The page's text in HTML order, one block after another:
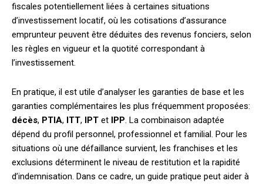
fiscales potentiellement liées à certaines situations
d’investissement locatif, où les cotisations d’assurance
emprunteur peuvent être déduites des revenus fonciers, selon
les règles en vigueur et la quotité correspondant à
l’investissement.
En pratique, il est utile d’analyser les garanties de base et les
garanties complémentaires les plus fréquemment proposées:
décès, PTIA, ITT, IPT et IPP. La combinaison adaptée
dépend du profil personnel, professionnel et familial. Pour les
situations où une défaillance survient, les franchises et les
exclusions déterminent le niveau de restitution et la rapidité
d’indemnisation. Dans ce cadre, un guide pratique peut aider à